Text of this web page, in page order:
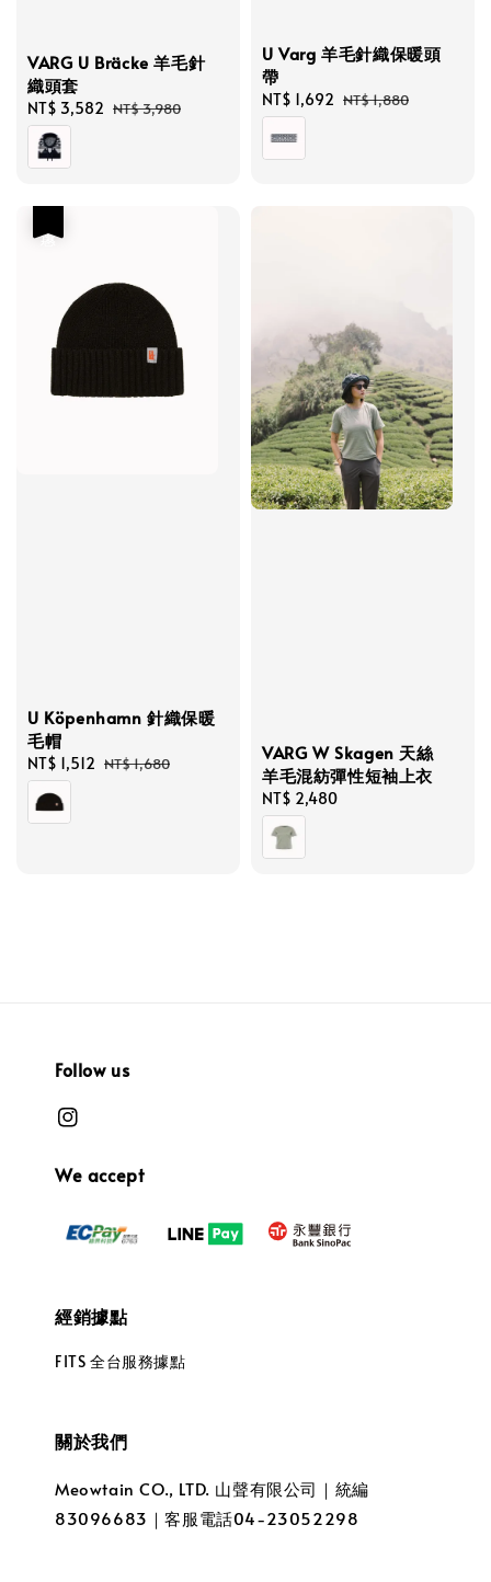
VARG U Bräcke 羊毛針
織頭套
Sale
price
NT$ 3,582 Regular
NT$ 3,980
U Varg 羊毛針織保暖頭
帶
Sale
price
NT$ 1,692 Regular
NT$ 1,880
U Köpenhamn 針織保暖
毛帽
Sale
price
NT$ 1,512 Regular
NT$ 1,680
VARG W Skagen 天絲
羊毛混紡彈性短袖上衣
Regular
price
NT$ 2,480
Follow us
We accept
經銷據點
FITS 全台服務據點
關於我們
Meowtain CO., LTD. 山聲有限公司｜統編
83096683｜客服電話04-23052298